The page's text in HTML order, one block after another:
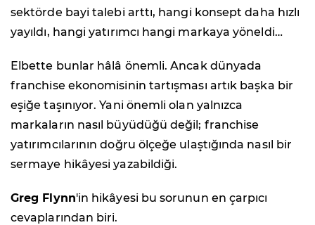
sektörde bayi talebi arttı, hangi konsept daha hızlı
yayıldı, hangi yatırımcı hangi markaya yöneldi…
Elbette bunlar hâlâ önemli. Ancak dünyada
franchise ekonomisinin tartışması artık başka bir
eşiğe taşınıyor. Yani önemli olan yalnızca
markaların nasıl büyüdüğü değil; franchise
yatırımcılarının doğru ölçeğe ulaştığında nasıl bir
sermaye hikâyesi yazabildiği.
Greg Flynn'in hikâyesi bu sorunun en çarpıcı
cevaplarından biri.